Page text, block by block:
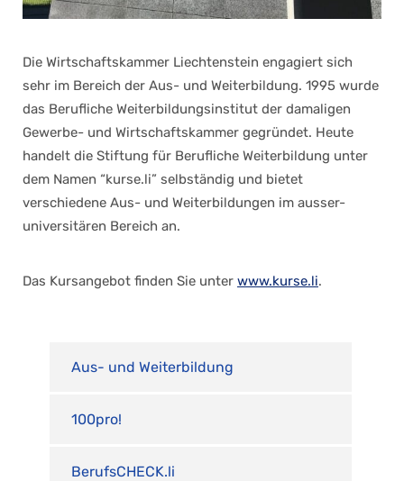
Die Wirtschaftskammer Liechtenstein engagiert sich
sehr im Bereich der Aus- und Weiterbildung. 1995 wurde
das Berufliche Weiterbildungsinstitut der damaligen
Gewerbe- und Wirtschaftskammer gegründet. Heute
handelt die Stiftung für Berufliche Weiterbildung unter
dem Namen “kurse.li” selbständig und bietet
verschiedene Aus- und Weiterbildungen im ausser-
universitären Bereich an.
Das Kursangebot finden Sie unter www.kurse.li.
Aus- und Weiterbildung
100pro!
BerufsCHECK.li